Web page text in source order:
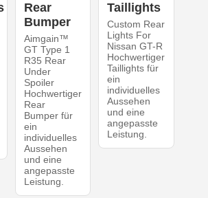
Rear
Bumper
Aimgain™
GT Type 1
R35 Rear
Under
Spoiler
Hochwertiger
Rear
Bumper für
ein
individuelles
Aussehen
und eine
angepasste
Leistung.
Taillights
Custom Rear
Lights For
Nissan GT-R
Hochwertiger
Taillights für
ein
individuelles
Aussehen
und eine
angepasste
Leistung.